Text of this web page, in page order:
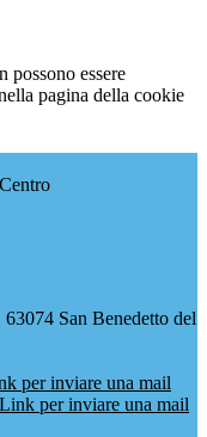
possono essere
pagina della cookie
San Benedetto del
per inviare una mail
Link per inviare una mail